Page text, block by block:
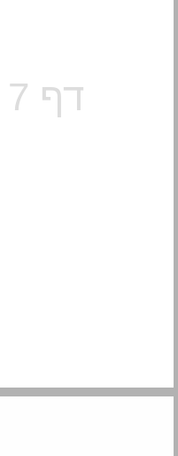
קווי יסוד בהתפתחות הגיאוגרפית של ירושלים, 1985-1860 ... 9